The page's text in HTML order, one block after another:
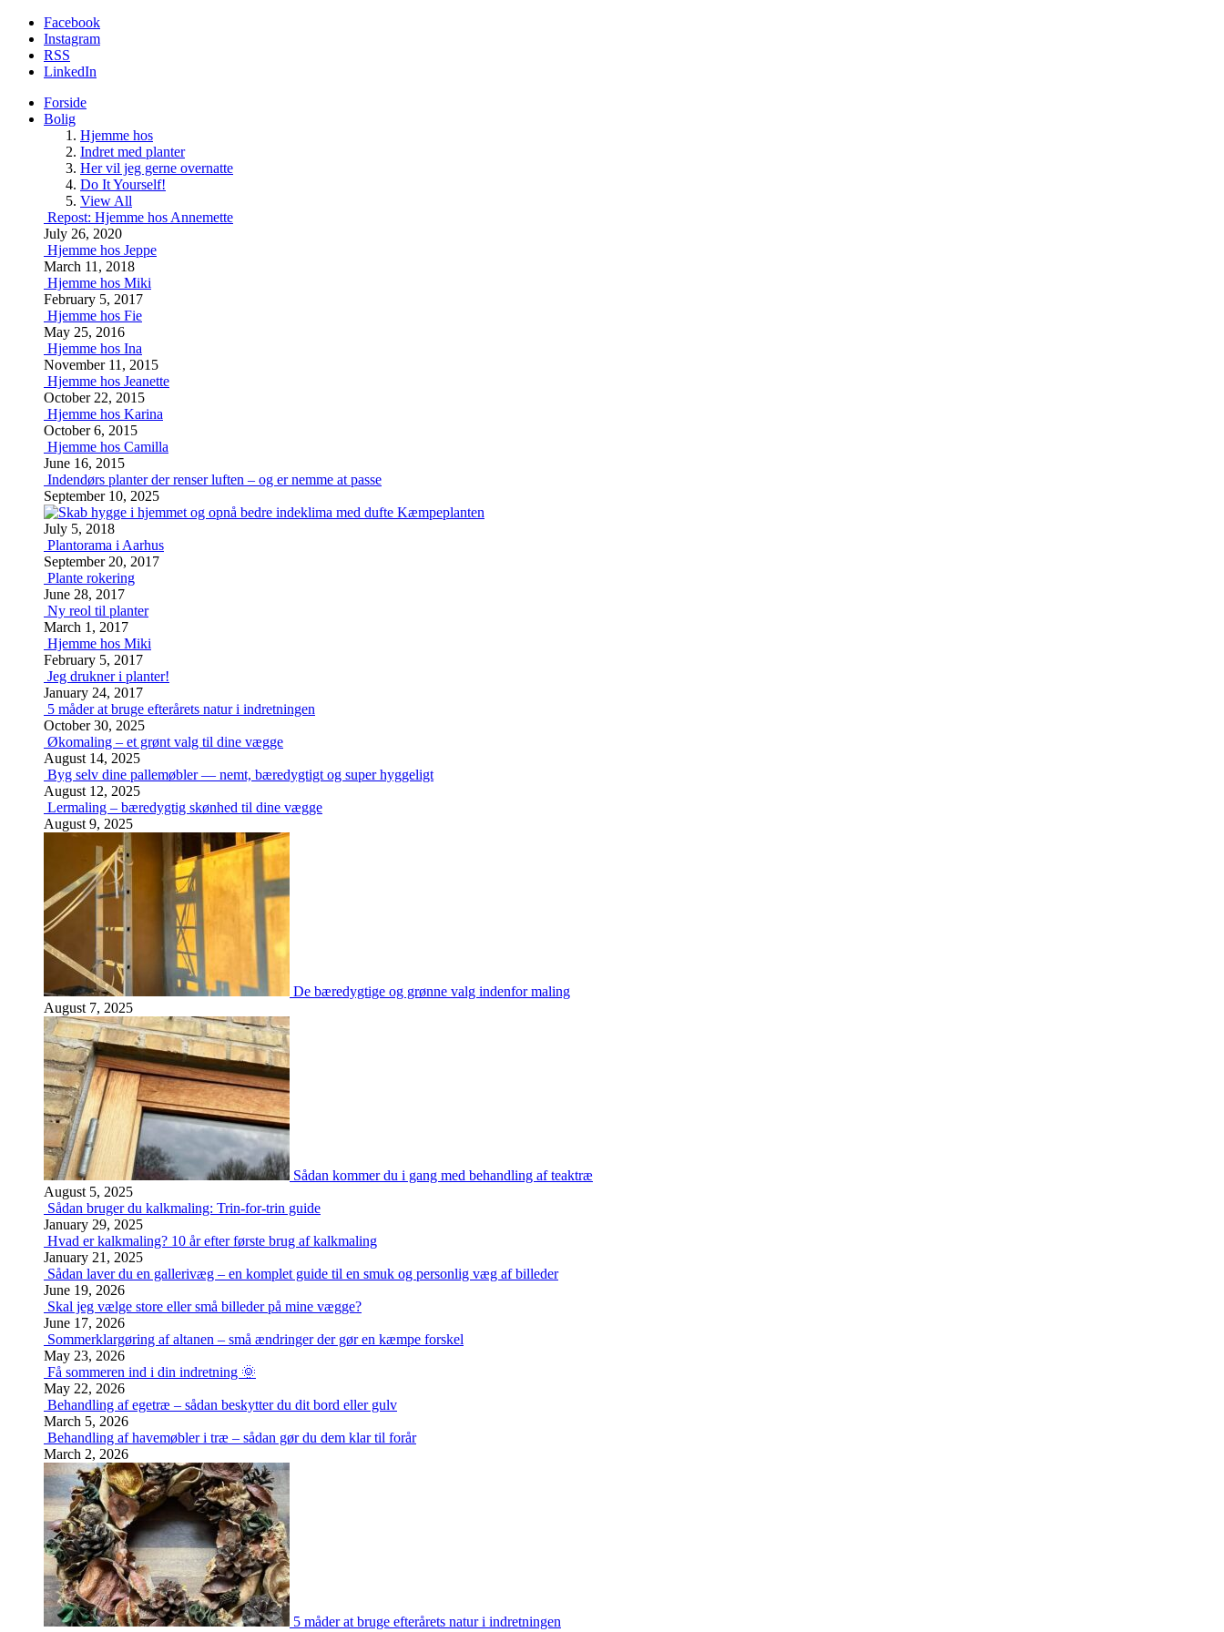
Facebook
Instagram
RSS
LinkedIn
Forside
Bolig
Hjemme hos
Indret med planter
Her vil jeg gerne overnatte
Do It Yourself!
View All
Repost: Hjemme hos Annemette
July 26, 2020
Hjemme hos Jeppe
March 11, 2018
Hjemme hos Miki
February 5, 2017
Hjemme hos Fie
May 25, 2016
Hjemme hos Ina
November 11, 2015
Hjemme hos Jeanette
October 22, 2015
Hjemme hos Karina
October 6, 2015
Hjemme hos Camilla
June 16, 2015
Indendørs planter der renser luften – og er nemme at passe
September 10, 2025
Kæmpeplanten
July 5, 2018
Plantorama i Aarhus
September 20, 2017
Plante rokering
June 28, 2017
Ny reol til planter
March 1, 2017
Hjemme hos Miki
February 5, 2017
Jeg drukner i planter!
January 24, 2017
5 måder at bruge efterårets natur i indretningen
October 30, 2025
Økomaling – et grønt valg til dine vægge
August 14, 2025
Byg selv dine pallemøbler — nemt, bæredygtigt og super hyggeligt
August 12, 2025
Lermaling – bæredygtig skønhed til dine vægge
August 9, 2025
De bæredygtige og grønne valg indenfor maling
August 7, 2025
Sådan kommer du i gang med behandling af teaktræ
August 5, 2025
Sådan bruger du kalkmaling: Trin-for-trin guide
January 29, 2025
Hvad er kalkmaling? 10 år efter første brug af kalkmaling
January 21, 2025
Sådan laver du en gallerivæg – en komplet guide til en smuk og personlig væg af billeder
June 19, 2026
Skal jeg vælge store eller små billeder på mine vægge?
June 17, 2026
Sommerklargøring af altanen – små ændringer der gør en kæmpe forskel
May 23, 2026
Få sommeren ind i din indretning 🌞
May 22, 2026
Behandling af egetræ – sådan beskytter du dit bord eller gulv
March 5, 2026
Behandling af havemøbler i træ – sådan gør du dem klar til forår
March 2, 2026
5 måder at bruge efterårets natur i indretningen